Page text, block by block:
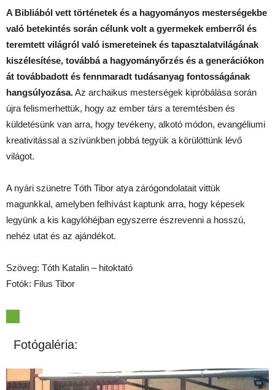
A Bibliából vett történetek és a hagyományos mesterségekbe
való betekintés során célunk volt a gyermekek emberről és
teremtett világról való ismereteinek és tapasztalatvilágának
kiszélesítése, továbbá a hagyományőrzés és a generációkon
át továbbadott és fennmaradt tudásanyag fontosságának
hangsúlyozása.Az archaikus mesterségek kipróbálása során
újra felismerhettük, hogy az ember társ a teremtésben és
küldetésünk van arra, hogy tevékeny, alkotó módon, evangéliumi
kreativitással a szívünkben jobbá tegyük a körülöttünk lévő
világot.
A nyári szünetre Tóth Tibor atya zárógondolatait vittük
magunkkal, amelyben felhívást kaptunk arra, hogy képesek
legyünk a kis kagylóhéjban egyszerre észrevenni a hosszú,
nehéz utat és az ajándékot.
Szöveg: Tóth Katalin – hitoktató
Fotók: Filus Tibor
Fotógaléria: